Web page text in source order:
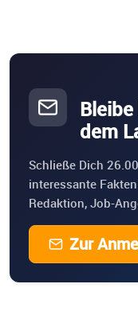
dem
Schließe Dich
interessante
Redaktion, Job-
Zur